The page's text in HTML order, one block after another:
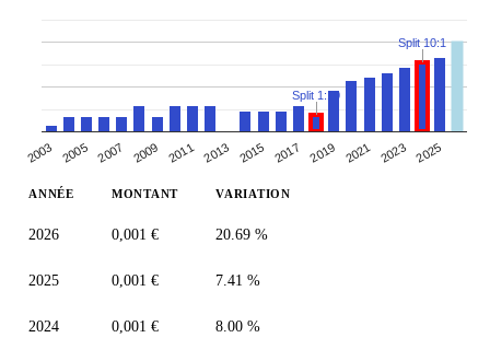
2003 2005 2007 2009 2011 2013 2015 2017 2019 2021 2023 2025
Split 1:10
Split 10:1
ANNÉE MONTANT VARIATION
2026 0,001 € 20.69 %
2025 0,001 € 7.41 %
2024 0,001 € 8.00 %